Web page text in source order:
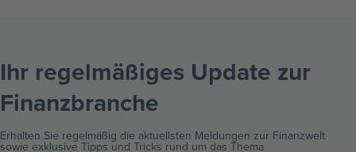
Ihr regelmäßiges Update zur
Finanzbranche ​
Erhalten Sie regelmäßig die aktuellsten Meldungen zur Finanzwelt
sowie exklusive Tipps und Tricks rund um das Thema